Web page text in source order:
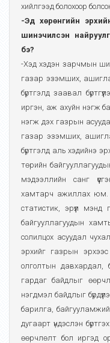
хийлгээд болохоор
-Эд хөрөнгийн
шинэчилсэн
бэ?
-Хэд хэдэн зарчмын
газар эзэмших,
бүртгэлд заавал
иргэн, аж ахуйн нэгж
нэгж дэх газрын
газар эзэмших,
бүртгэлд аль хэдийнэ
төрийн
мэдээллийн санг
хамтарч ажиллах юм.
статистик, эрүүл
байгууллагуудын
солилцох асуудал
эрхийг газрын
олголтын давхардал,
гардаг байдлыг
нэгдмэл байдлыг
барилга,
дугаарт үндэслэн
өөрчлөлт бол иргэд